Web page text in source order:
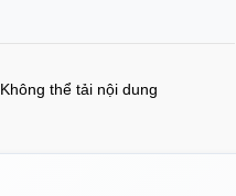
Không thể tải nội dung